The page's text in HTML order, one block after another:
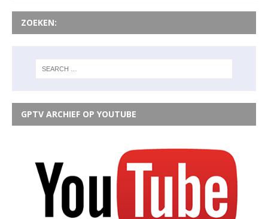
ZOEKEN:
GPTV ARCHIEF OP YOUTUBE